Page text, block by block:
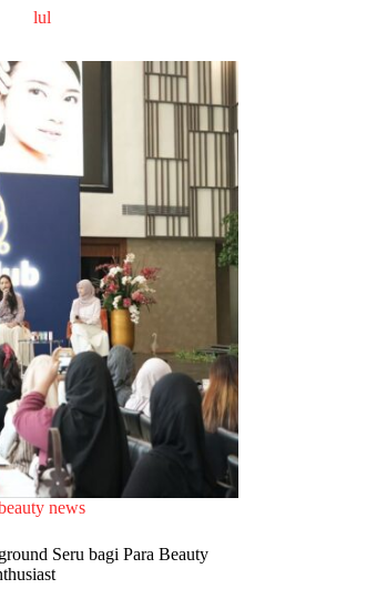
lul
news
Seru bagi Para Beauty